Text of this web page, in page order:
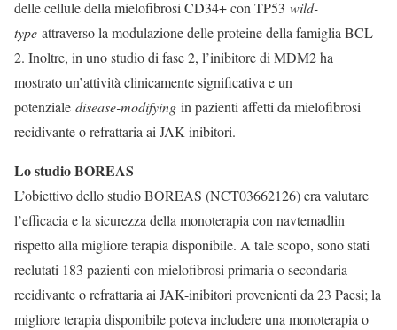
delle cellule della mielofibrosi CD34+ con TP53 wild-
type attraverso la modulazione delle proteine della famiglia BCL-
2. Inoltre, in uno studio di fase 2, l’inibitore di MDM2 ha
mostrato un’attività clinicamente significativa e un
potenziale disease-modifying in pazienti affetti da mielofibrosi
recidivante o refrattaria ai JAK-inibitori.
Lo studio BOREAS
L’obiettivo dello studio BOREAS (NCT03662126) era valutare
l’efficacia e la sicurezza della monoterapia con navtemadlin
rispetto alla migliore terapia disponibile. A tale scopo, sono stati
reclutati 183 pazienti con mielofibrosi primaria o secondaria
recidivante o refrattaria ai JAK-inibitori provenienti da 23 Paesi; la
migliore terapia disponibile poteva includere una monoterapia o